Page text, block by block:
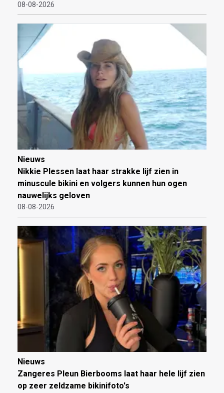
08-08-2026
Nieuws
Nikkie Plessen laat haar strakke lijf zien in
minuscule bikini en volgers kunnen hun ogen
nauwelijks geloven
08-08-2026
Nieuws
Zangeres Pleun Bierbooms laat haar hele lijf zien
op zeer zeldzame bikinifoto's